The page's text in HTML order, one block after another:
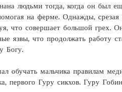
людьми тогда, когда он был
на ферме. Однажды, срезая
что совершает большой грех.
язвы, что продолжать работу
Богу.
обучать мальчика правилам
первого Гуру сикхов. Гуру